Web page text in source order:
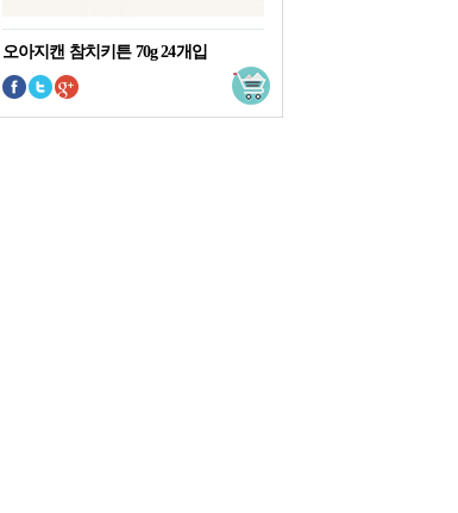
오아지캔 참치키튼 70g 24개입